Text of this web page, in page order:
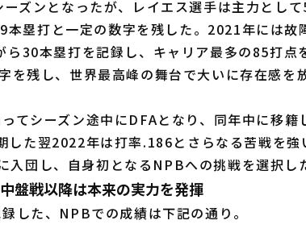
ズンとなったが、レイエス選手は主力とし
塁打と一定の数字を残した。2021年には故
30本塁打を記録し、キャリア最多の85打点
を残し、世界最高峰の舞台で大いに存在感を
てシーズン途中にDFAとなり、同年中に移籍
した翌2022年は打率.186とさらなる苦戦を強
入団し、自身初となるNPBへの挑戦を選択し
盤戦以降は本来の実力を発揮
した、NPBでの成績は下記の通り。